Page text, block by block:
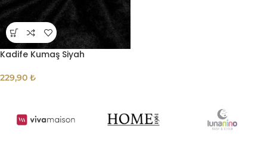
Kadife Kumaş Siyah
229,90 ₺